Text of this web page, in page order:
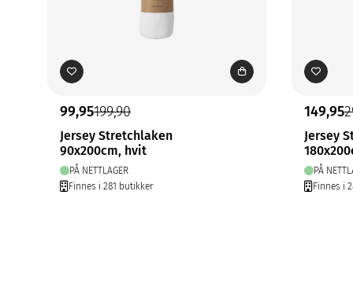
99,95199,90
Jersey Stretchlaken
90x200cm, hvit
PÅ NETTLAGER
Finnes i 281 butikker
149,95
Jersey
PÅ
Finnes i